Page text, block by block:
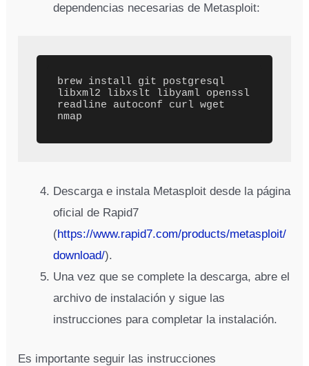
dependencias necesarias de Metasploit:
brew install git postgresql
libxml2 libxslt libyaml openssl
readline autoconf curl wget
Descarga e instala Metasploit desde la página
oficial de Rapid7
(https://www.rapid7.com/products/metasploit/
download/).
Una vez que se complete la descarga, abre el
archivo de instalación y sigue las
instrucciones para completar la instalación.
Es importante seguir las instrucciones